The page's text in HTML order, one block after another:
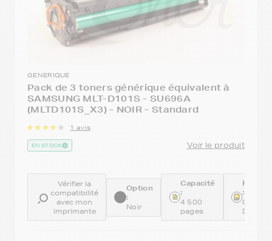
GENERIQUE
Pack de 3 toners générique équivalent à
SAMSUNG MLT-D101S - SU696A
(MLTD101S_X3) - NOIR - Standard
1 avis
EN STOCK Voir le produit
Vérifier la
compatibilité
avec mon
imprimante
Option
:
Noir
Capacité
:
4 500
pages
: